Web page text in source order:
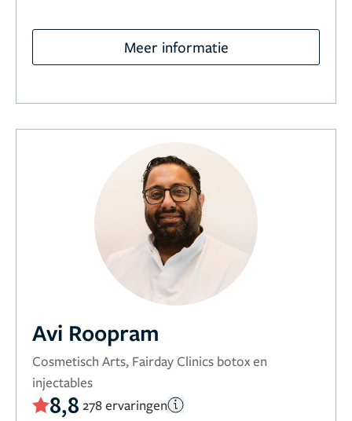
Meer informatie
Avi Roopram
Cosmetisch Arts, Fairday Clinics botox en
injectables
8,8 278 ervaringen